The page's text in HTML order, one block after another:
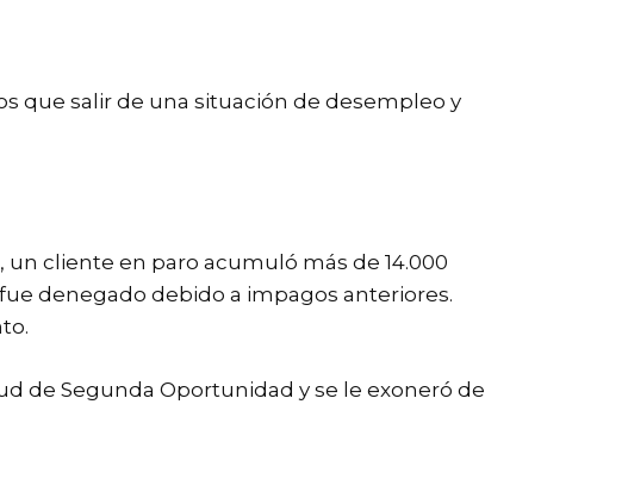
que salir de una situación de desempleo y
cliente en paro acumuló más de 14.000
denegado debido a impagos anteriores.
de Segunda Oportunidad y se le exoneró de